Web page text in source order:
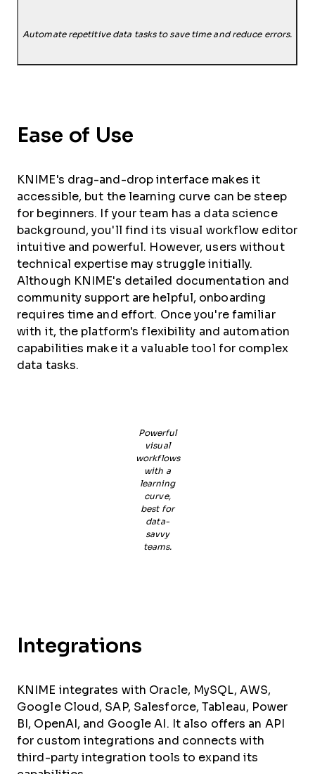
Automate repetitive data tasks to save time and reduce errors.
Ease of Use
KNIME's drag-and-drop interface makes it
accessible, but the learning curve can be steep
for beginners. If your team has a data science
background, you'll find its visual workflow editor
intuitive and powerful. However, users without
technical expertise may struggle initially.
Although KNIME's detailed documentation and
community support are helpful, onboarding
requires time and effort. Once you're familiar
with it, the platform's flexibility and automation
capabilities make it a valuable tool for complex
data tasks.
Powerful
visual
workflows
with a
learning
curve,
best for
data-
savvy
teams.
Integrations
KNIME integrates with Oracle, MySQL, AWS,
Google Cloud, SAP, Salesforce, Tableau, Power
BI, OpenAI, and Google AI. It also offers an API
for custom integrations and connects with
third-party integration tools to expand its